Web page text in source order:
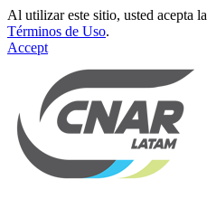
Al utilizar este sitio, usted acepta la
Términos de Uso.
Accept